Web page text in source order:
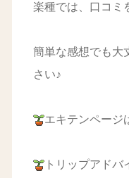
楽種では、口コミ
簡単な感想でも大
さい♪
エキテンページ
トリップアドバ